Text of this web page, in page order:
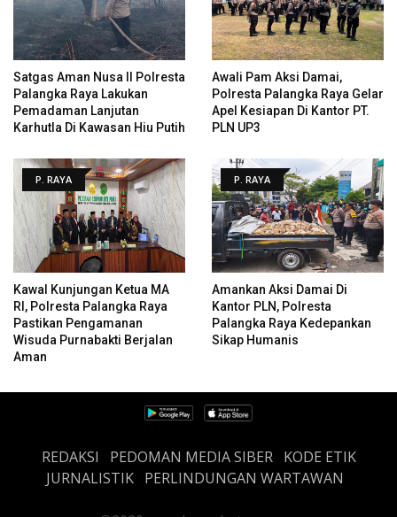
Satgas Aman Nusa II Polresta
Palangka Raya Lakukan
Pemadaman Lanjutan
Karhutla Di Kawasan Hiu Putih
Awali Pam Aksi Damai,
Polresta Palangka Raya Gelar
Apel Kesiapan Di Kantor PT.
PLN UP3
P. RAYA
Kawal Kunjungan Ketua MA
RI, Polresta Palangka Raya
Pastikan Pengamanan
Wisuda Purnabakti Berjalan
Aman
P. RAYA
Amankan Aksi Damai Di
Kantor PLN, Polresta
Palangka Raya Kedepankan
Sikap Humanis
REDAKSI PEDOMAN MEDIA SIBER
KODE ETIK
JURNALISTIK PERLINDUNGAN WARTAWAN